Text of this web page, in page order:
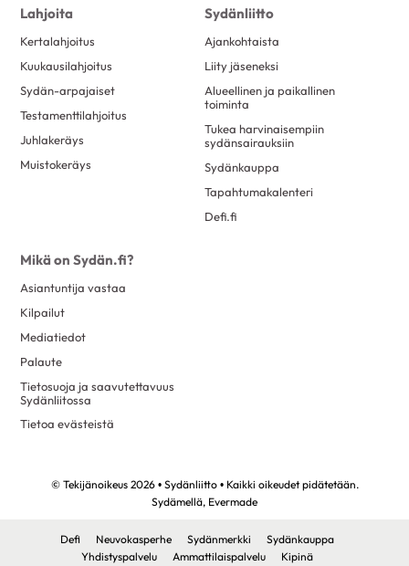
Lahjoita
Kertalahjoitus
Kuukausilahjoitus
Sydän-arpajaiset
Testamenttilahjoitus
Juhlakeräys
Muistokeräys
Sydänliitto
Ajankohtaista
Liity jäseneksi
Alueellinen ja paikallinen
toiminta
Tukea harvinaisempiin
sydänsairauksiin
Sydänkauppa
Tapahtumakalenteri
Defi.fi
Mikä on Sydän.fi?
Asiantuntija vastaa
Kilpailut
Mediatiedot
Palaute
Tietosuoja ja saavutettavuus
Sydänliitossa
Tietoa evästeistä
© Tekijänoikeus 2026 • Sydänliitto • Kaikki oikeudet pidätetään.
Sydämellä, Evermade
Defi Neuvokasperhe Sydänmerkki
Sydänkauppa
Yhdistyspalvelu
Ammattilaispalvelu Kipinä